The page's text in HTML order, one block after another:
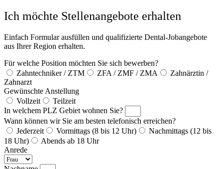
Ich möchte Stellenangebote erhalten
Einfach Formular ausfüllen und qualifizierte Dental-Jobangebote
aus Ihrer Region erhalten.
Für welche Position möchten Sie sich bewerben?
Zahntechniker / ZTM
ZFA / ZMF / ZMA
Zahnärztin /
Zahnarzt
Gewünschte Anstellung
Vollzeit
Teilzeit
In welchem PLZ Gebiet wohnen Sie?
Wann können wir Sie am besten telefonisch erreichen?
Jederzeit
Vormittags (8 bis 12 Uhr)
Nachmittags (12 bis
18 Uhr)
Abends ab 18 Uhr
Anrede